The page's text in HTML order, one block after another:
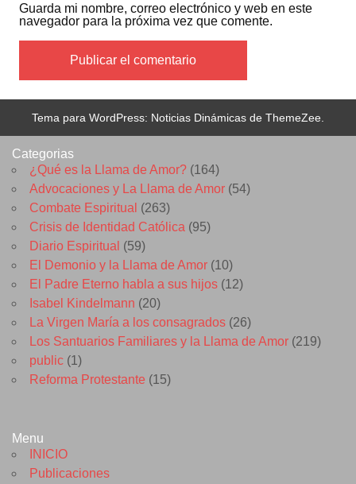
Guarda mi nombre, correo electrónico y web en este
navegador para la próxima vez que comente.
Tema para WordPress: Noticias Dinámicas de ThemeZee.
Categorias
¿Qué es la Llama de Amor? (164)
Advocaciones y La Llama de Amor (54)
Combate Espiritual (263)
Crisis de Identidad Católica (95)
Diario Espiritual (59)
El Demonio y la Llama de Amor (10)
El Padre Eterno habla a sus hijos (12)
Isabel Kindelmann (20)
La Virgen María a los consagrados (26)
Los Santuarios Familiares y la Llama de Amor (219)
public (1)
Reforma Protestante (15)
Menu
INICIO
Publicaciones